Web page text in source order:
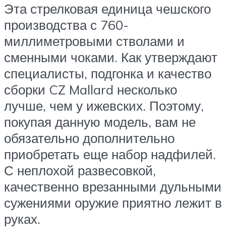
Эта стрелковая единица чешского
производства с 760-
миллиметровыми стволами и
сменными чоками. Как утверждают
специалисты, подгонка и качество
сборки CZ Mallard несколько
лучше, чем у ижевских. Поэтому,
покупая данную модель, вам не
обязательно дополнительно
приобретать еще набор надфилей.
С неплохой развесовкой,
качественно врезанными дульными
сужениями оружие приятно лежит в
руках.